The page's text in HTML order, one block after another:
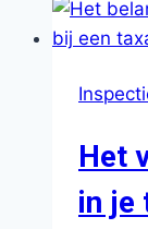
Het
in je